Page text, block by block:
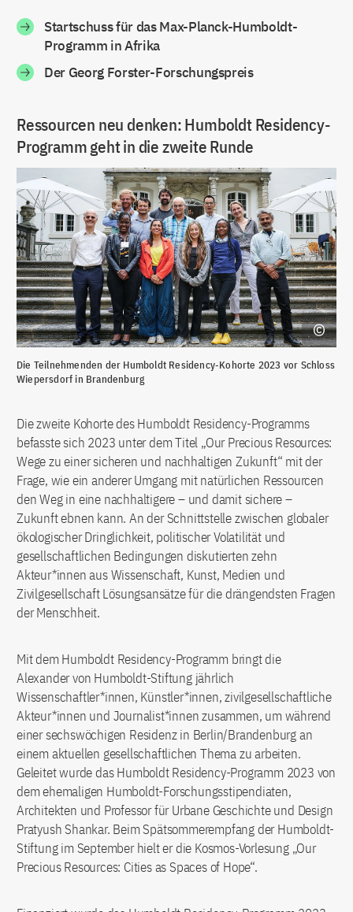
Startschuss für das Max-Planck-Humboldt-
Programm in Afrika
Der Georg Forster-Forschungspreis
Ressourcen neu denken: Humboldt Residency-
Programm geht in die zweite Runde
Die Teilnehmenden der Humboldt Residency-Kohorte 2023 vor Schloss
Wiepersdorf in Brandenburg
Die zweite Kohorte des Humboldt Residency-Programms
befasste sich 2023 unter dem Titel „Our Precious Resources:
Wege zu einer sicheren und nachhaltigen Zukunft“ mit der
Frage, wie ein anderer Umgang mit natürlichen Ressourcen
den Weg in eine nachhaltigere – und damit sichere –
Zukunft ebnen kann. An der Schnittstelle zwischen globaler
ökologischer Dringlichkeit, politischer Volatilität und
gesellschaftlichen Bedingungen diskutierten zehn
Akteur*innen aus Wissenschaft, Kunst, Medien und
Zivilgesellschaft Lösungsansätze für die drängendsten Fragen
der Menschheit.
Mit dem Humboldt Residency-Programm bringt die
Alexander von Humboldt-Stiftung jährlich
Wissenschaftler*innen, Künstler*innen, zivilgesellschaftliche
Akteur*innen und Journalist*innen zusammen, um während
einer sechswöchigen Residenz in Berlin/Brandenburg an
einem aktuellen gesellschaftlichen Thema zu arbeiten.
Geleitet wurde das Humboldt Residency-Programm 2023 von
dem ehemaligen Humboldt-Forschungsstipendiaten,
Architekten und Professor für Urbane Geschichte und Design
Pratyush Shankar. Beim Spätsommerempfang der Humboldt-
Stiftung im September hielt er die Kosmos-Vorlesung „Our
Precious Resources: Cities as Spaces of Hope“.